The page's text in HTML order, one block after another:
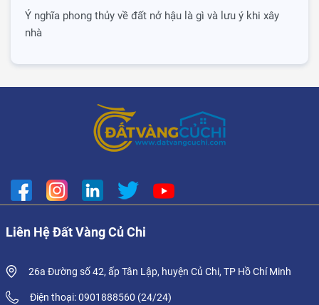
Ý nghĩa phong thủy về đất nở hậu là gì và lưu ý khi xây
nhà
Liên Hệ Đất Vàng Củ Chi
26a Đường số 42, ấp Tân Lập, huyện Củ Chi, TP Hồ Chí Minh
Điện thoại: 0901888560 (24/24)